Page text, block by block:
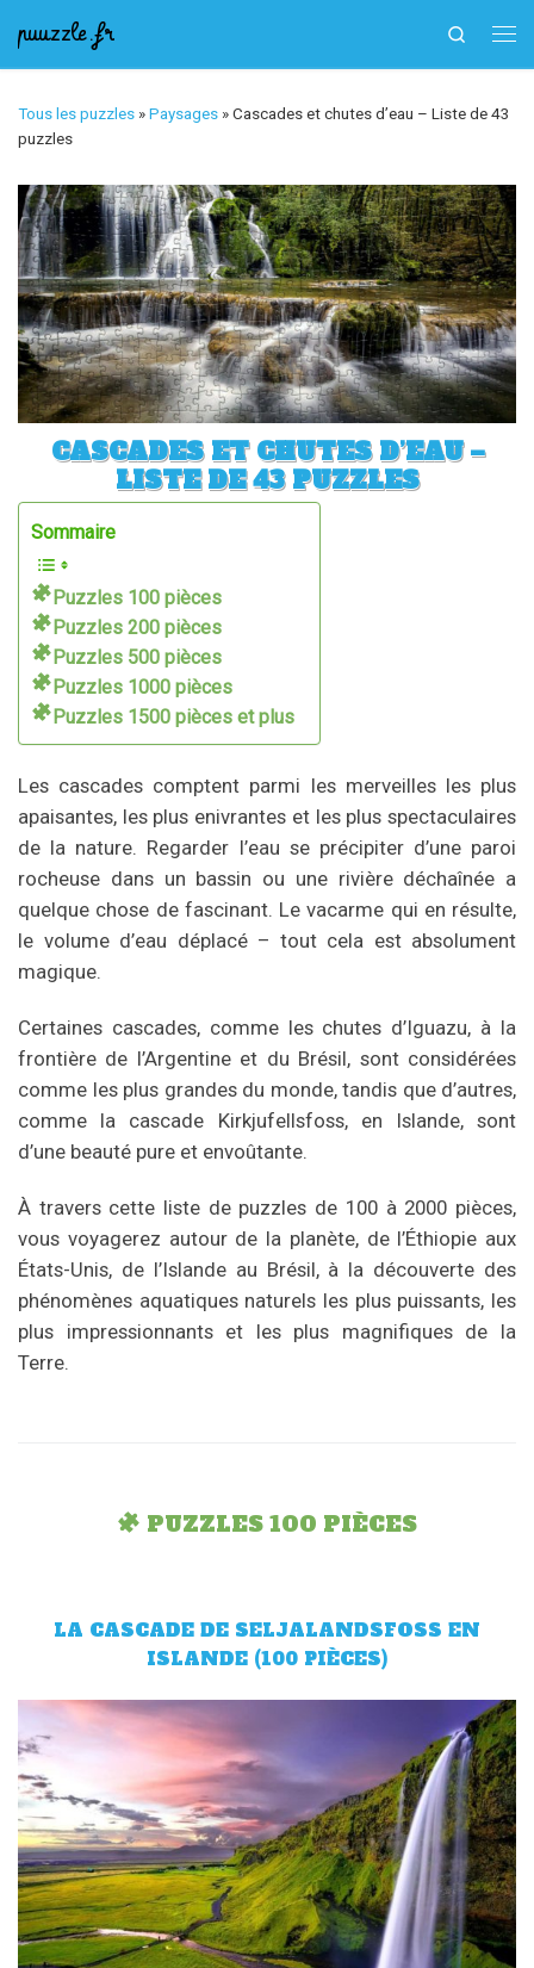
Skip to content
puuzzle.fr
Search
Tous les puzzles » Paysages » Cascades et chutes d’eau – Liste de 43
puzzles
CASCADES ET CHUTES D’EAU –
LISTE DE 43 PUZZLES
Sommaire
Puzzles 100 pièces
Puzzles 200 pièces
Puzzles 500 pièces
Puzzles 1000 pièces
Puzzles 1500 pièces et plus
Les cascades comptent parmi les merveilles les plus
apaisantes, les plus enivrantes et les plus spectaculaires
de la nature. Regarder l’eau se précipiter d’une paroi
rocheuse dans un bassin ou une rivière déchaînée a
quelque chose de fascinant. Le vacarme qui en résulte,
le volume d’eau déplacé – tout cela est absolument
magique.
Certaines cascades, comme les chutes d’Iguazu, à la
frontière de l’Argentine et du Brésil, sont considérées
comme les plus grandes du monde, tandis que d’autres,
comme la cascade Kirkjufellsfoss, en Islande, sont
d’une beauté pure et envoûtante.
À travers cette liste de puzzles de 100 à 2000 pièces,
vous voyagerez autour de la planète, de l’Éthiopie aux
États-Unis, de l’Islande au Brésil, à la découverte des
phénomènes aquatiques naturels les plus puissants, les
plus impressionnants et les plus magnifiques de la
Terre.
PUZZLES 100 PIÈCES
LA CASCADE DE SELJALANDSFOSS EN
ISLANDE (100 PIÈCES)